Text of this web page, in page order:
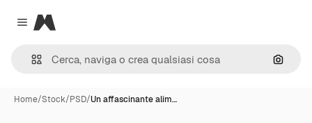
Close menu
Magnific
Cerca
Home/Stock/PSD/Un affascinante alim…